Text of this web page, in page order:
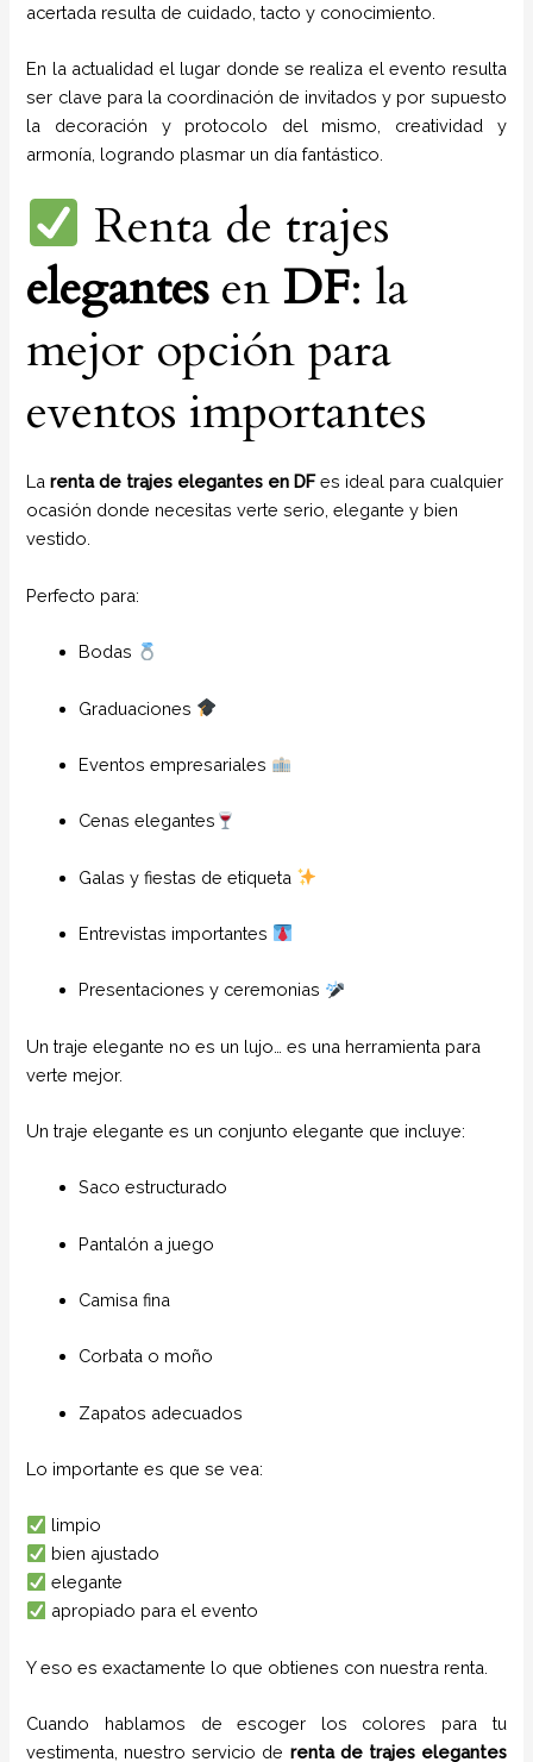
acertada resulta de cuidado, tacto y conocimiento.
En la actualidad el lugar donde se realiza el evento resulta
ser clave para la coordinación de invitados y por supuesto
la decoración y protocolo del mismo, creatividad y
armonía, logrando plasmar un día fantástico.
Renta de trajes
elegantes enDF: la
mejor opción para
eventos importantes
Larenta de trajes elegantes en DFes ideal para cualquier
ocasión donde necesitas verte serio, elegante y bien
vestido.
Perfecto para:
Bodas
Graduaciones
Eventos empresariales
Cenas elegantes
Galas y fiestas de etiqueta
Entrevistas importantes
Presentaciones y ceremonias
Un traje elegante no es un lujo… es una herramienta para
verte mejor.
Un traje elegante es un conjunto elegante que incluye:
Saco estructurado
Pantalón a juego
Camisa fina
Corbata o moño
Zapatos adecuados
Lo importante es que se vea:
limpio
bien ajustado
elegante
apropiado para el evento
Y eso es exactamente lo que obtienes con nuestra renta.
Cuando hablamos de escoger los colores para tu
vestimenta, nuestro servicio de renta de trajes elegantes